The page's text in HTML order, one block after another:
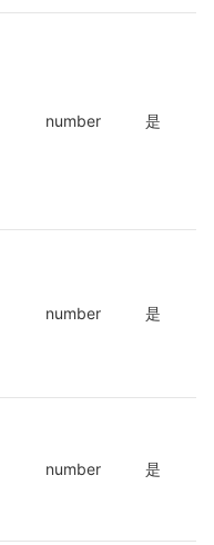
number 是
number 是
number 是